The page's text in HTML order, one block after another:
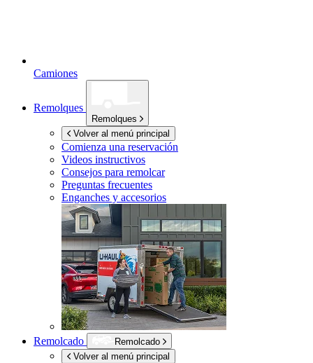
Camiones
Remolques
Remolques
Volver al menú principal
Comienza una reservación
Videos instructivos
Consejos para remolcar
Preguntas frecuentes
Enganches y accesorios
Remolcado
Remolcado
Volver al menú principal